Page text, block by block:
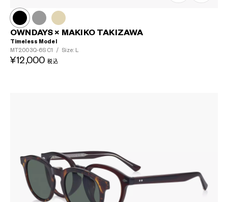
OWNDAYS × MAKIKO TAKIZAWA
Timeless Model
MT2003Q-6S C1 / Size: L
¥12,000 税込